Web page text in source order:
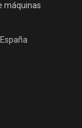
máquinas